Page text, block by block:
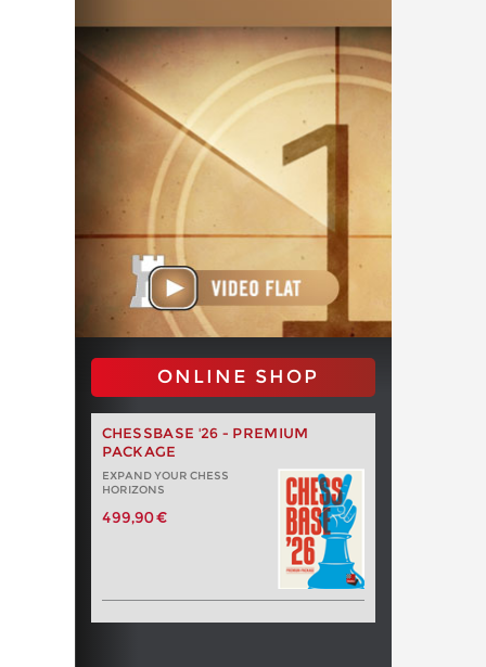
ONLINE SHOP
CHESSBASE '26 - PREMIUM
PACKAGE
EXPAND YOUR CHESS
HORIZONS
499,90 €